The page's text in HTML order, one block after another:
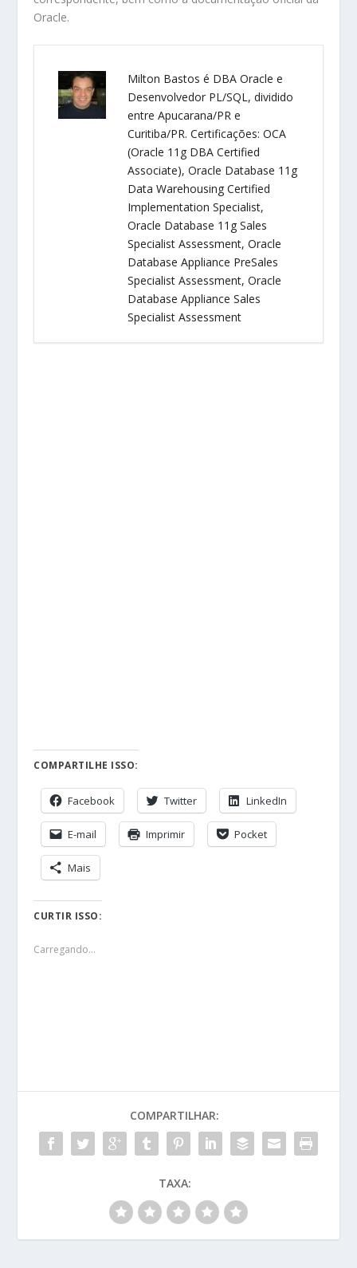
Oracle.
Milton Bastos é DBA Oracle e
Desenvolvedor PL/SQL, dividido
entre Apucarana/PR e
Curitiba/PR. Certificações: OCA
(Oracle 11g DBA Certified
Associate), Oracle Database 11g
Data Warehousing Certified
Implementation Specialist,
Oracle Database 11g Sales
Specialist Assessment, Oracle
Database Appliance PreSales
Specialist Assessment, Oracle
Database Appliance Sales
Specialist Assessment
COMPARTILHE ISSO:
Facebook Twitter LinkedIn
E-mail Imprimir Pocket
Mais
CURTIR ISSO:
Carregando...
COMPARTILHAR:
TAXA: